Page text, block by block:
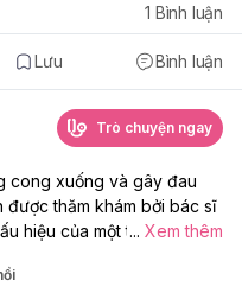
Lưu Bình luận
1 Bình luận
Trò chuyện ngay
cong xuống và gây đau
được thăm khám bởi bác sĩ
hiệu của một tình trạng y
khoa Nam học hoặc Tiết
... Xem thêm